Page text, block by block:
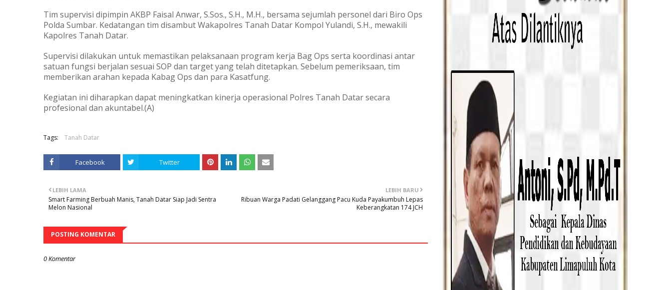
Tim supervisi dipimpin AKBP Faisal Anwar, S.Sos., S.H., M.H., bersama sejumlah personel dari Biro Ops
Polda Sumbar. Kedatangan tim disambut Wakapolres Tanah Datar Kompol Yulandi, S.H., mewakili
Kapolres Tanah Datar.
Supervisi dilakukan untuk memastikan pelaksanaan program kerja Bag Ops serta koordinasi antar
satuan fungsi berjalan sesuai SOP dan target yang telah ditetapkan. Sebelum pemeriksaan, tim
memberikan arahan kepada Kabag Ops dan para Kasatfung.
Kegiatan ini diharapkan dapat meningkatkan kinerja operasional Polres Tanah Datar secara
profesional dan akuntabel.(A)
Tags: Tanah Datar
Facebook Twitter
LEBIH BARU
Ribuan Warga Padati Gelanggang Pacu Kuda Payakumbuh Lepas
Keberangkatan 174 JCH
LEBIH LAMA
Smart Farming Berbuah Manis, Tanah Datar Siap Jadi Sentra
Melon Nasional
POSTING KOMENTAR
0 Komentar